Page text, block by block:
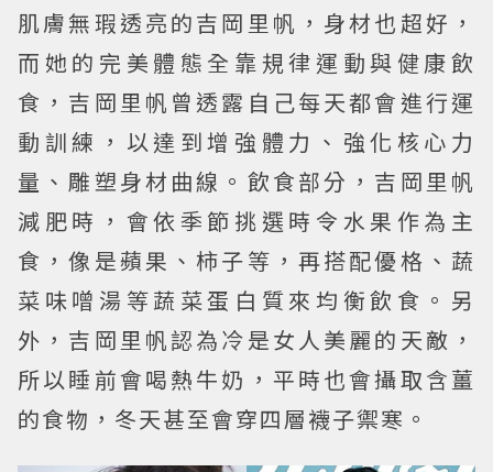
肌膚無瑕透亮的吉岡里帆，身材也超好，
而她的完美體態全靠規律運動與健康飲
食，吉岡里帆曾透露自己每天都會進行運
動訓練，以達到增強體力、強化核心力
量、雕塑身材曲線。飲食部分，吉岡里帆
減肥時，會依季節挑選時令水果作為主
食，像是蘋果、柿子等，再搭配優格、蔬
菜味噌湯等蔬菜蛋白質來均衡飲食。另
外，吉岡里帆認為冷是女人美麗的天敵，
所以睡前會喝熱牛奶，平時也會攝取含薑
的食物，冬天甚至會穿四層襪子禦寒。